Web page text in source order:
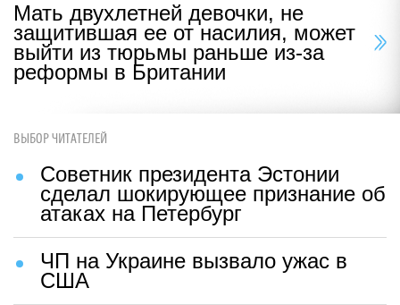
Мать двухлетней девочки, не
защитившая ее от насилия, может
выйти из тюрьмы раньше из-за
реформы в Британии
ВЫБОР ЧИТАТЕЛЕЙ
Советник президента Эстонии
сделал шокирующее признание об
атаках на Петербург
ЧП на Украине вызвало ужас в
США